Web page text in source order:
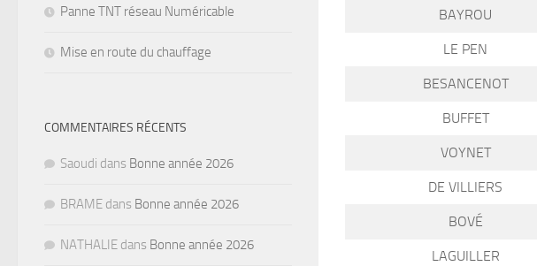
BAYROU
LE PEN
BESANCENOT
BUFFET
VOYNET
DE VILLIERS
BOVÉ
LAGUILLER
Panne TNT réseau Numéricable
Mise en route du chauffage
COMMENTAIRES RÉCENTS
Saoudi dans Bonne année 2026
BRAME dans Bonne année 2026
NATHALIE dans Bonne année 2026